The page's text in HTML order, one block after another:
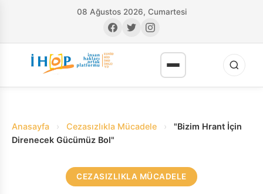
08 Ağustos 2026, Cumartesi
Anasayfa › Cezasızlıkla Mücadele ›
"Bizim Hrant İçin
Direnecek Gücümüz Bol"
CEZASIZLIKLA MÜCADELE